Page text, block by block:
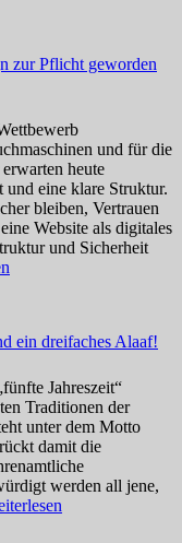
zur Pflicht geworden
und für die
heute
eine klare Struktur.
bleiben, Vertrauen
Website als digitales
und Sicherheit
ein dreifaches Alaaf!
Jahreszeit“
Traditionen der
unter dem Motto
damit die
werden all jene,